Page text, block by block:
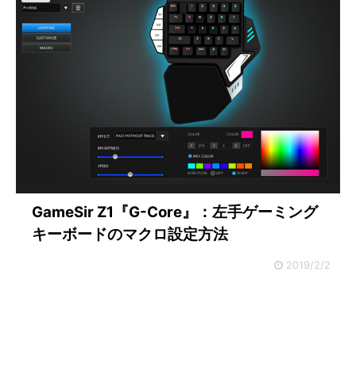
GameSir Z1『G-Core』：左手ゲーミング
キーボードのマクロ設定方法
2019/2/2